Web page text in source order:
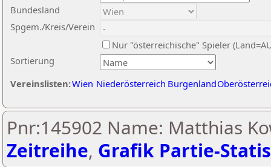
Sortierung
Bundesland
Spgem./Kreis/Verein
Nur "österreichische" Spieler
Vereinslisten:Wien Niederösterreich Burgenland
Pnr:145902 Name: Matthias
Zeitreihe, Grafik Partie-